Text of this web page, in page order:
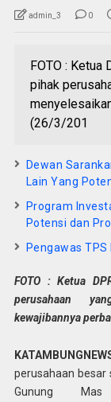
admin_3 0
FOTO : Ketua
pihak
(26/3/201
Dewan
Lain Yang
Program
Potensi dan
Pengawas
FOTO : Ketua
perusahaan
kewajibannya
perusahaan besar
Gunung